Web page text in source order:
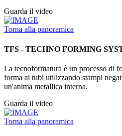
Guarda il video
Torna alla panoramica
TFS - TECHNO FORMING
La tecnoformatura è un processo di
forma ai tubi utilizzando stampi
un'anima metallica interna.
Guarda il video
Torna alla panoramica